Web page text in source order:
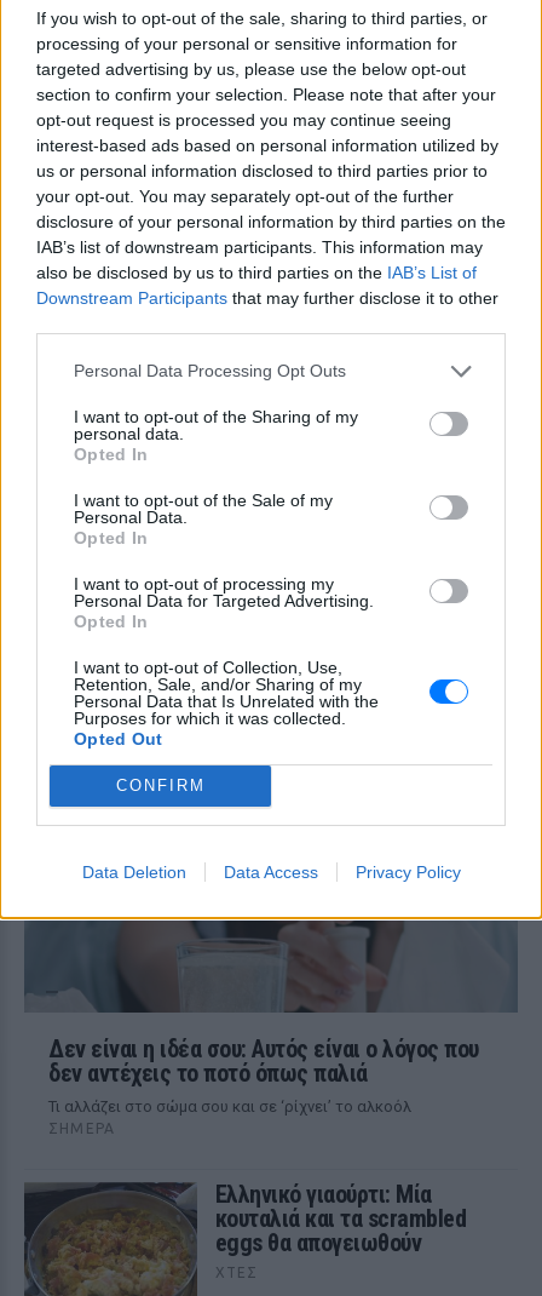
If you wish to opt-out of the sale, sharing to third parties, or
processing of your personal or sensitive information for
targeted advertising by us, please use the below opt-out
section to confirm your selection. Please note that after your
opt-out request is processed you may continue seeing
interest-based ads based on personal information utilized by
us or personal information disclosed to third parties prior to
your opt-out. You may separately opt-out of the further
disclosure of your personal information by third parties on the
IAB’s list of downstream participants. This information may
also be disclosed by us to third parties on the IAB’s List of
Downstream Participants that may further disclose it to other
Personal Data Processing Opt Outs
I want to opt-out of the Sharing of my
personal data.
Opted In
I want to opt-out of the Sale of my
Personal Data.
Opted In
I want to opt-out of processing my
Personal Data for Targeted Advertising.
Opted In
I want to opt-out of Collection, Use,
Retention, Sale, and/or Sharing of my
Personal Data that Is Unrelated with the
Purposes for which it was collected.
Opted Out
CONFIRM
Data Deletion Data Access Privacy Policy
ΔΕΙΤΕ ΕΠΙΣΗΣ
ΣΤΗΝ ΙΔΙΑ ΚΑΤΗΓΟΡΙΑ
Γιατί τα κομπλιμέντα σε
φέρνουν σε δύσκολη θέση (και
ΣΉΜΕΡΑ
Από πού ξεκινά η αμηχανία όταν σε
βιταμίνη D
θέμα είναι αν τα ακούς
που δεν πρέπει ποτέ να
αγνοήσετε
ΣΉΜΕΡΑ
Τι πρέπει να προσέχετε στον οργανισμό
Δεν είναι η ιδέα σου: Αυτός είναι ο λόγος που
δεν αντέχεις το ποτό όπως παλιά
Τι αλλάζει στο σώμα σου και σε ‘ρίχνει’ το αλκοόλ
ΣΉΜΕΡΑ
Ελληνικό γιαούρτι: Μία
κουταλιά και τα scrambled
eggs θα απογειωθούν
ΧΤΕΣ